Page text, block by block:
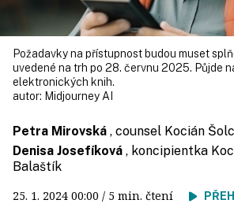
Požadavky na přístupnost budou muset
uvedené na trh po 28. červnu 2025. Půjde
elektronických knih.
autor: Midjourney AI
Petra Mirovská , counsel Kocián
Denisa Josefíková , koncipientka
Balaštík
25. 1. 2024 00:00 / 5 min. čtení